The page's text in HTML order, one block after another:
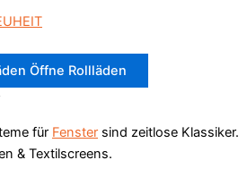
Öffne Rollläden
für Fenster sind zeitlose Klassiker.
& Textilscreens.